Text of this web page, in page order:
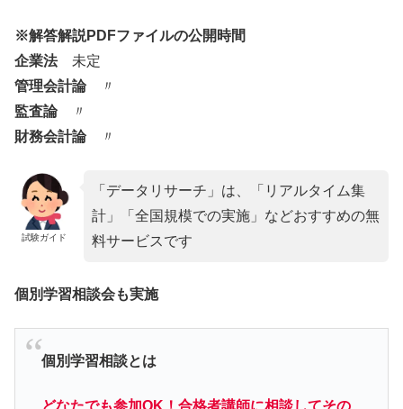
※解答解説PDFファイルの公開時間
企業法未定
管理会計論〃
監査論〃
財務会計論〃
試験ガイド
「データリサーチ」は、「リアルタイム集
計」「全国規模での実施」などおすすめの無
料サービスです
個別学習相談会も実施
個別学習相談とは